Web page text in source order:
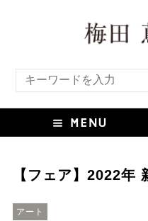
【フェア】2022年
アート